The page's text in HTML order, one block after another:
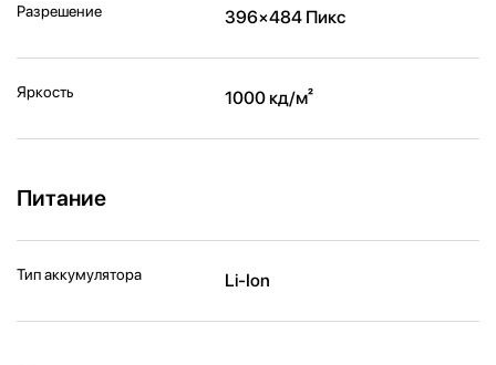
Разрешение 396×484 Пикс
Яркость 1000 кд/ м²
Питание
Тип аккумулятора Li-Ion